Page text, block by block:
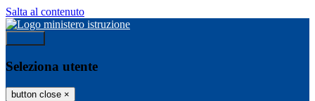
Salta al contenuto
Seleziona utente
button close ×